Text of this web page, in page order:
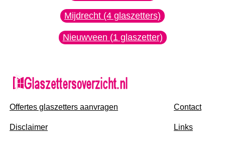
Mijdrecht (4 glaszetters)
Nieuwveen (1 glaszetter)
Offertes glaszetters aanvragen
Disclaimer
Contact
Links